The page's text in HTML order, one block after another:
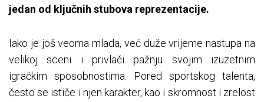
jedan od ključnih stubova reprezentacije.
Iako je još veoma mlada, već duže vrijeme nastupa na
velikoj sceni i privlači pažnju svojim izuzetnim
igračkim sposobnostima. Pored sportskog talenta,
često se ističe i njen karakter, kao i skromnost i zrelost